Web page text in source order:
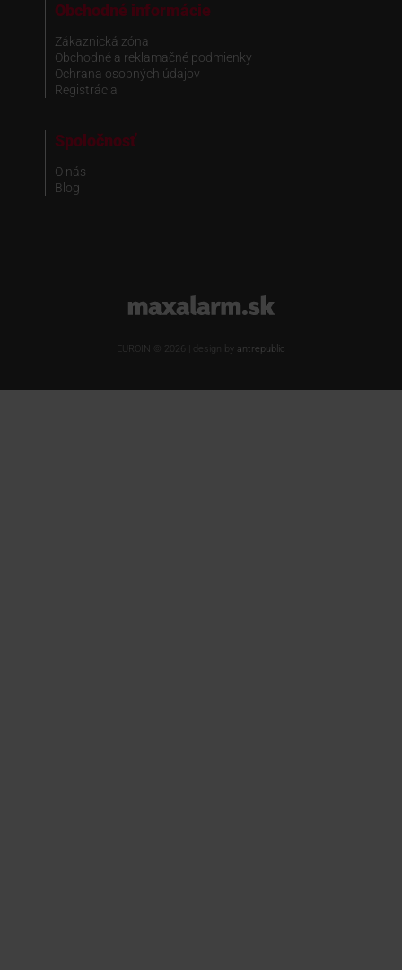
Obchodné informácie
Zákaznická zóna
Obchodné a reklamačné podmienky
Ochrana osobných údajov
Registrácia
Spoločnosť
O nás
Blog
www.maxalarm.sk
EUROIN © 2026 | design by antrepublic